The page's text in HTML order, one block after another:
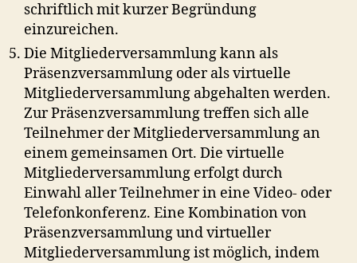
schriftlich mit kurzer Begründung
einzureichen.
Die Mitgliederversammlung kann als
Präsenzversammlung oder als virtuelle
Mitgliederversammlung abgehalten werden.
Zur Präsenzversammlung treffen sich alle
Teilnehmer der Mitgliederversammlung an
einem gemeinsamen Ort. Die virtuelle
Mitgliederversammlung erfolgt durch
Einwahl aller Teilnehmer in eine Video- oder
Telefonkonferenz. Eine Kombination von
Präsenzversammlung und virtueller
Mitgliederversammlung ist möglich, indem